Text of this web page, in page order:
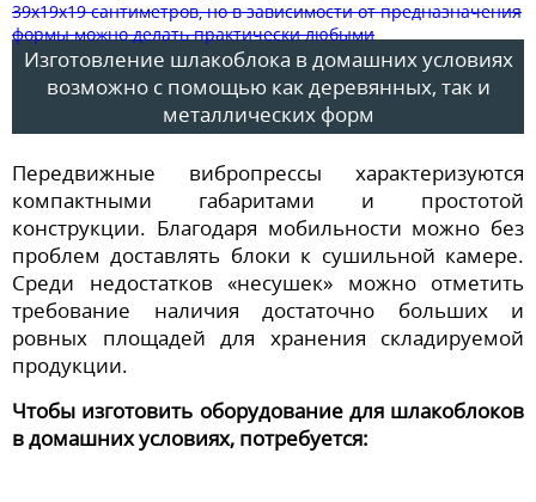
Изготовление шлакоблока в домашних условиях
возможно с помощью как деревянных, так и
металлических форм
Передвижные вибропрессы характеризуются
компактными габаритами и простотой
конструкции. Благодаря мобильности можно без
проблем доставлять блоки к сушильной камере.
Среди недостатков «несушек» можно отметить
требование наличия достаточно больших и
ровных площадей для хранения складируемой
продукции.
Чтобы изготовить оборудование для шлакоблоков
в домашних условиях, потребуется: